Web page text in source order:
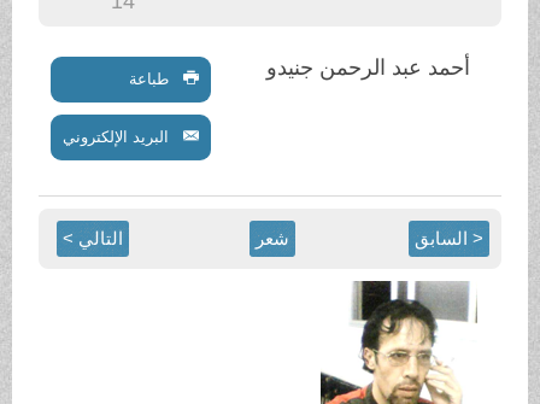
أحمد عبد الرحمن جنيدو طباعة
البريد الإلكتروني
< السابق شعر التالي >